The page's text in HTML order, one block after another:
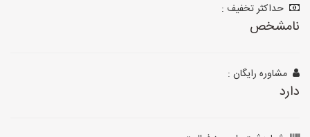
حداکثر تخفیف :
نامشخص
مشاوره رایگان :
دارد